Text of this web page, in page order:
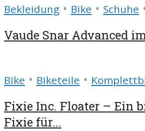
Bekleidung • Bike • Schuhe
Vaude Snar Advanced
Bike • Biketeile •
Fixie Inc. Floater – Ein
Fixie für...